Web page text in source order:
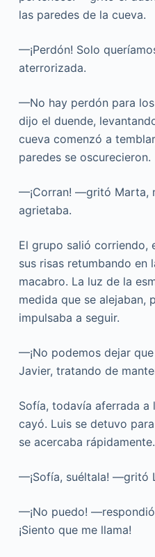
las paredes de la cueva.
—¡Perdón! Solo
aterrorizada.
—No hay perdón para
dijo el duende,
cueva comenzó a
paredes se oscurecieron.
—¡Corran! —gritó Marta,
agrietaba.
El grupo salió corriendo,
sus risas retumbando en
macabro. La luz de la
medida que se alejaban,
impulsaba a seguir.
—¡No podemos dejar
Javier, tratando de
Sofía, todavía aferrada a
cayó. Luis se detuvo
se acercaba rápidamente.
—¡Sofía, suéltala! —gritó
—¡No puedo!
¡Siento que me llama!